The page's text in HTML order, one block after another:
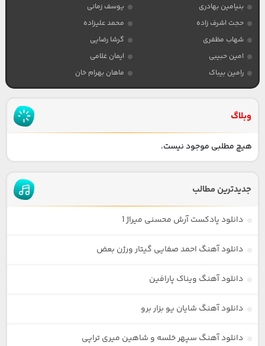
بنیامین بهادری
یوسف زمانی
حجت اشرف زاده
محمد علیزاده
شهاب مظفری
گرشا رضایی
امین حبیبی
ایمان غلامی
رامین بیباک
ماهان بهرام خان
وبلاگ
هیچ مطلبی موجود نیست.
جدیدترین مطالب
دانلود پادکست آرش محسنی میراژ 1
دانلود آهنگ احمد صفایی گیتار ورژن بعض
دانلود آهنگ ویناک پارافین
دانلود آهنگ شایان یو بزار برو
دانلود آهنگ سپهر خلسه و شاهین میری تراپی